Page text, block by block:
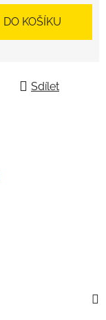
DO KOŠÍKU
Sdílet